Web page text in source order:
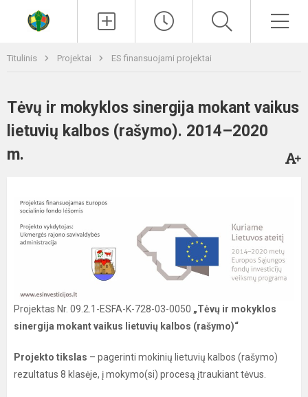
Titulinis Projektai ES finansuojami projektai
Tėvų ir mokyklos sinergija mokant vaikus
lietuvių kalbos (rašymo). 2014–2020
m.
Projektas Nr. 09.2.1-ESFA-K-728-03-0050 „Tėvų ir mokyklos
sinergija mokant vaikus lietuvių kalbos (rašymo)“
Projekto tikslas – pagerinti mokinių lietuvių kalbos (rašymo)
rezultatus 8 klasėje, į mokymo(si) procesą įtraukiant tėvus.